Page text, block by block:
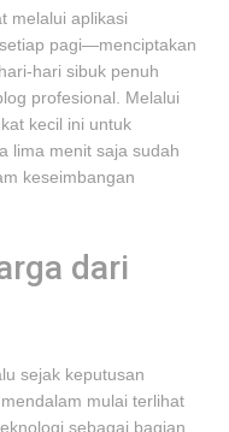
melalui aplikasi
pagi—menciptakan
hari sibuk penuh
profesional. Melalui
kecil ini untuk
lima menit saja sudah
keseimbangan
dari
sejak keputusan
mulai terlihat
sebagai bagian